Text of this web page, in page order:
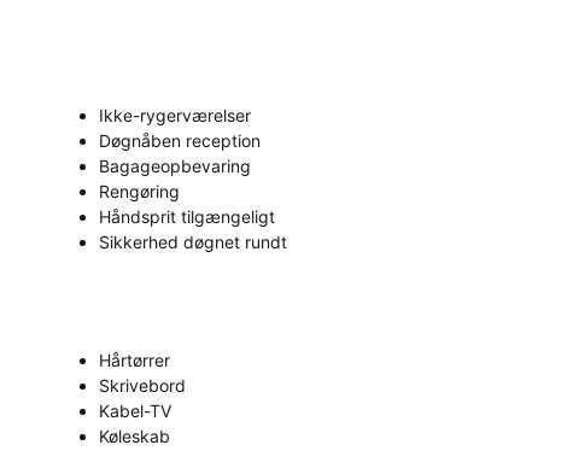
Ikke-rygerværelser
Døgnåben reception
Bagageopbevaring
Rengøring
Håndsprit tilgængeligt
Sikkerhed døgnet rundt
Hårtørrer
Skrivebord
Kabel-TV
Køleskab